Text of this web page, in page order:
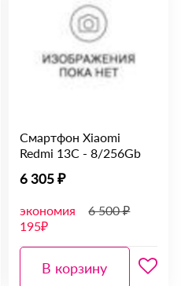
Смартфон Xiaomi
Redmi 13C - 8/256Gb
6 305 ₽
экономия
195₽
6 500 ₽
В корзину